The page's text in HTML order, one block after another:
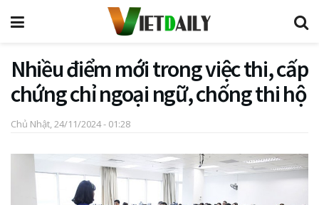
Nhiều điểm mới trong việc thi, cấp
chứng chỉ ngoại ngữ, chống thi hộ
Chủ Nhật, 24/11/2024 - 01:28